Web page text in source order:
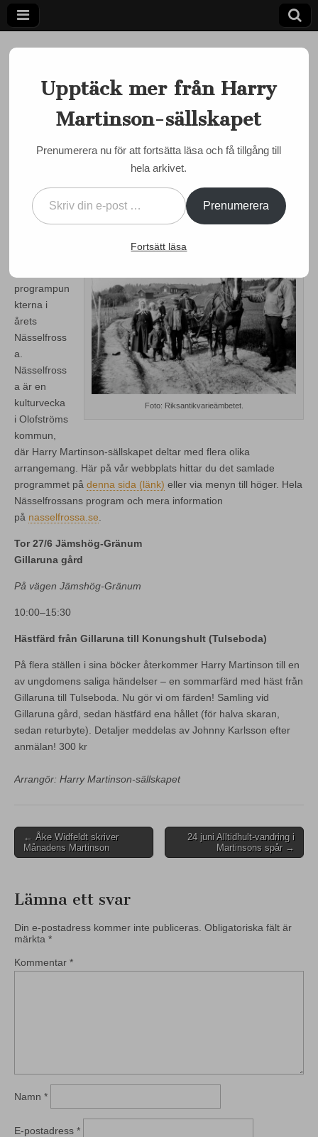
Harry
Martinson-
sällskapet
Ett författarskap som fångar daggdroppen och speglar
kosmos
27 juni i Martinson-bygder:
Återupplev salig händelse!
admin•3 juni, 2013•0 Comments
Foto: Riksantikvarieämbetet.
programpun
kterna i
årets
Nässelfross
a.
Nässelfross
a är en
kulturvecka
i Olofströms
kommun,
där Harry Martinson-sällskapet deltar med flera olika
arrangemang. Här på vår webbplats hittar du det samlade
programmet på denna sida (länk) eller via menyn till höger. Hela
Nässelfrossans program och mera information
på nasselfrossa.se
Tor 27/6 Jämshög-Gränum
Gillaruna gård
På vägen Jämshög-Gränum
10:00–15:30
Hästfärd från Gillaruna till Konungshult (Tulseboda)
På flera ställen i sina böcker återkommer Harry Martinson till en
av ungdomens saliga händelser – en sommarfärd med häst från
Gillaruna till Tulseboda. Nu gör vi om färden! Samling vid
Gillaruna gård, sedan hästfärd ena hållet (för halva skaran,
sedan returbyte). Detaljer meddelas av Johnny Karlsson efter
anmälan! 300 kr
Arrangör: Harry Martinson-sällskapet
Post
navigation
← Åke Widfeldt skriver
Månadens Martinson
24 juni Alltidhult-vandring i
Martinsons spår →
Lämna ett svar
Din e-postadress kommer inte publiceras. Obligatoriska fält är
märkta *
Kommentar *
Namn *
E-postadress *
Upptäck mer från Harry
Martinson-sällskapet
Prenumerera nu för att fortsätta läsa och få tillgång till
hela arkivet.
Prenumerera
Fortsätt läsa